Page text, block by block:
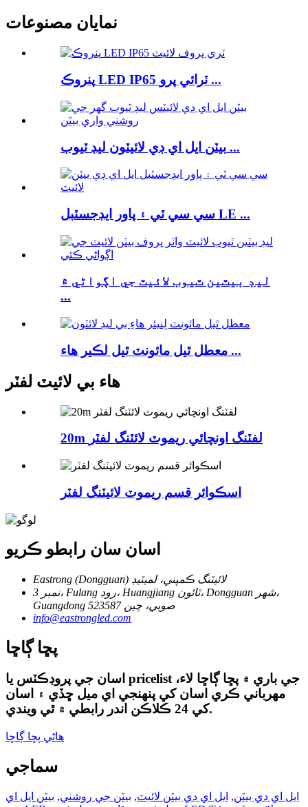
نمايان مصنوعات
پنروڪ LED IP65 ٽرائي پرو ...
بيٽن ايل اي ڊي لائيٽون ليڊ ٽيوب ...
سي سي ٽي ۽ پاور ايڊجسٽبل LE ...
ليڊ بيٽين ٽيوب لائيٽ جي اڳواڻي ۾
...
معطل ٿيل مائونٽ ٿيل لڪير هاء ...
هاء بي لائيٽ لفٽر
20m لفٽنگ اونچائي ريموٽ لائٽنگ لفٽر
اسڪوائر قسم ريموٽ لائيٽنگ لفٽر
اسان سان رابطو ڪريو
Eastrong (Dongguan) لائيٽنگ ڪمپني، لميٽيڊ
نمبر 3، Fulang روڊ، Huangjiang ٽائون، Dongguan شهر،
Guangdong صوبي، چين 523587
info@eastrongled.com
پڇا ڳاڇا
اسان جي پروڊڪٽس يا pricelist جي باري ۾ پڇا ڳاڇا لاء،
مهرباني ڪري اسان کي پنهنجي اي ميل ڇڏي ۽ اسان
کي 24 ڪلاڪن اندر رابطي ۾ ٿي ويندي.
ھاڻي پڇا ڳاڇا
سماجي
ايل اي ڊي بيٽن, ايل اي ڊي بيٽن لائيٽ, بيٽن جي روشني, بيٽن ايل اي